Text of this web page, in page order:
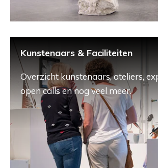
Kunstenaars & Faciliteiten
Overzicht kunstenaars, ateliers,
open calls en nog veel meer.